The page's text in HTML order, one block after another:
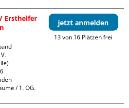
Ersthelfer
/ 1. OG.
jetzt anmelden
13 von 16 Plätzen frei